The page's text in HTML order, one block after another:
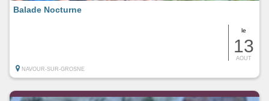
le
13
AOUT
Balade Nocturne
NAVOUR-SUR-GROSNE